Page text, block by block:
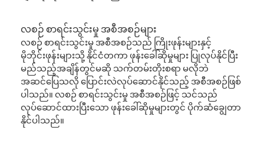
လစဉ် စာရင်းသွင်းမှု အစီအစဉ်များ
လစဉ် စာရင်းသွင်းမှု အစီအစဉ်သည် ကြိုးဖုန်းများနှင့်
မိုဘိုင်းဖုန်းများသို့ နိုင်ငံတကာ ဖုန်းခေါ်ဆိုမှုများ ပြုလုပ်နိုင်ပြီး
မည်သည့်အချိန်တွင်မဆို သက်တမ်းတိုးစရာ မလိုဘဲ
အဆင်ပြေသလို ပြောင်းလဲလုပ်ဆောင်နိုင်သည့် အစီအစဉ်ဖြစ်
ပါသည်။ လစဉ် စာရင်းသွင်းမှု အစီအစဉ်ဖြင့် သင်သည်
လုပ်ဆောင်ထားပြီးသော ဖုန်းခေါ်ဆိုမှုများတွင် ပိုက်ဆံချွေတာ
နိုင်ပါသည်။